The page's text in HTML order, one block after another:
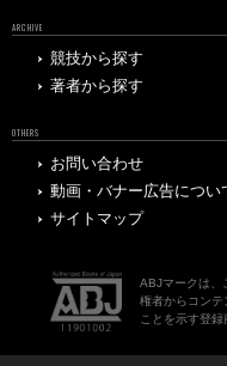
ARCHIVE
競技から探す
著者から探す
OTHERS
お問い合わせ
動画・バナー広告につい
サイトマップ
ABJマークは、
権者からコンテ
ことを示す登録